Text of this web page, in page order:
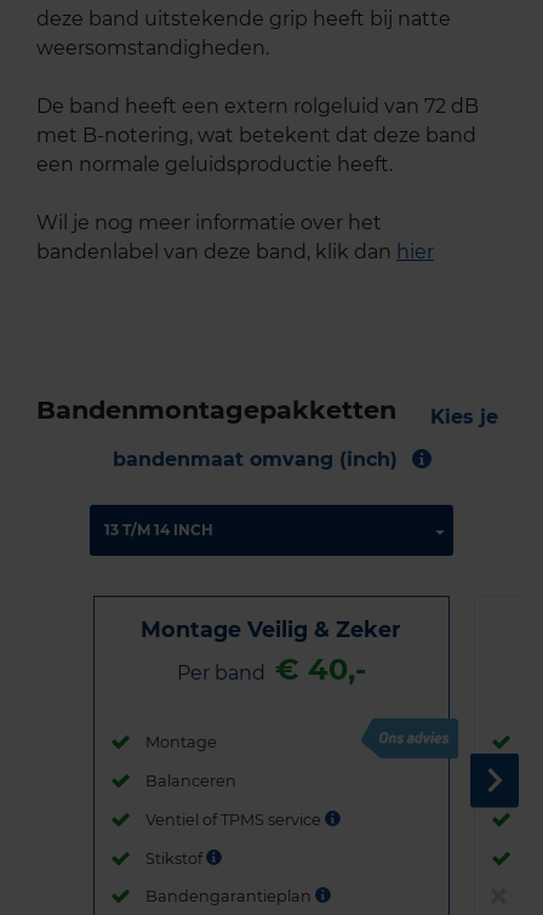
deze band uitstekende grip heeft bij natte
weersomstandigheden.
De band heeft een extern rolgeluid van 72 dB
met B-notering, wat betekent dat deze band
een normale geluidsproductie heeft.
Wil je nog meer informatie over het
bandenlabel van deze band, klik dan hier
Bandenmontagepakketten
Kies je
bandenmaat omvang (inch)
Montage Veilig & Zeker
Per band € 40,-
Montage
Balanceren
Ventiel of TPMS service
Stikstof
Bandengarantieplan